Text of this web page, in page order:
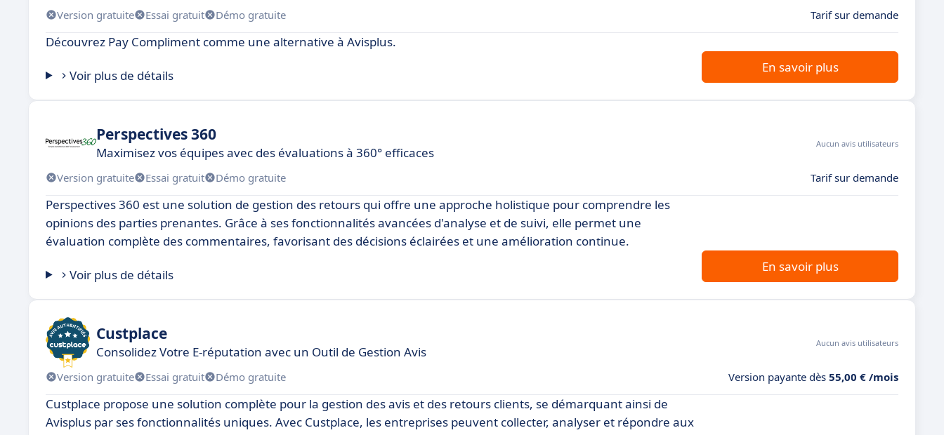
Version gratuite Essai gratuit Démo gratuite Tarif sur demande
Découvrez Pay Compliment comme une alternative à Avisplus.
Voir plus de détails
En savoir plus
Perspectives 360
Maximisez vos équipes avec des évaluations à 360° efficaces
Aucun avis utilisateurs
Version gratuite Essai gratuit Démo gratuite Tarif sur demande
Perspectives 360 est une solution de gestion des retours qui offre une approche holistique pour comprendre les
opinions des parties prenantes. Grâce à ses fonctionnalités avancées d'analyse et de suivi, elle permet une
évaluation complète des commentaires, favorisant des décisions éclairées et une amélioration continue.
Voir plus de détails
En savoir plus
Custplace
Consolidez Votre E-réputation avec un Outil de Gestion Avis
Aucun avis utilisateurs
Version gratuite Essai gratuit Démo gratuite Version payante dès 55,00 € /mois
Custplace propose une solution complète pour la gestion des avis et des retours clients, se démarquant ainsi de
Avisplus par ses fonctionnalités uniques. Avec Custplace, les entreprises peuvent collecter, analyser et répondre aux